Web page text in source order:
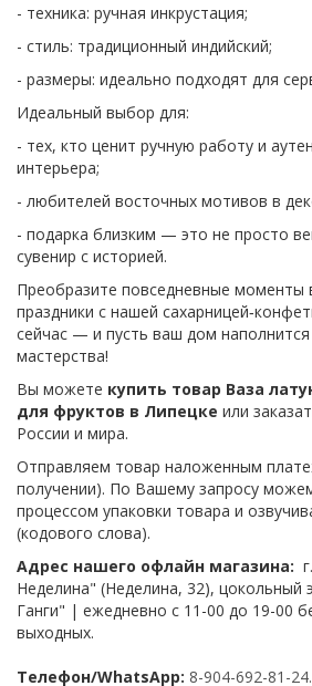
- техника: ручная инкрустация;
- стиль: традиционный индийский;
- размеры: идеально подходят для
Идеальный выбор для:
- тех, кто ценит ручную работу и
интерьера;
- любителей восточных мотивов в
- подарка близким — это не просто
сувенир с историей.
Преобразите повседневные моменты
праздники с нашей
сейчас — и пусть ваш дом
мастерства!
Вы можете купить товар Ваза
для фруктов в Липецке или
России и мира.
Отправляем товар наложенным
получении). По Вашему запросу
процессом упаковки товара и
(кодового слова).
Адрес нашего офлайн магазина:
Неделина" (Неделина, 32), цокольный
Ганги" | ежедневно с 11-00 до 19-00
выходных.
Телефон/WhatsApp: 8-904-692-81-24.